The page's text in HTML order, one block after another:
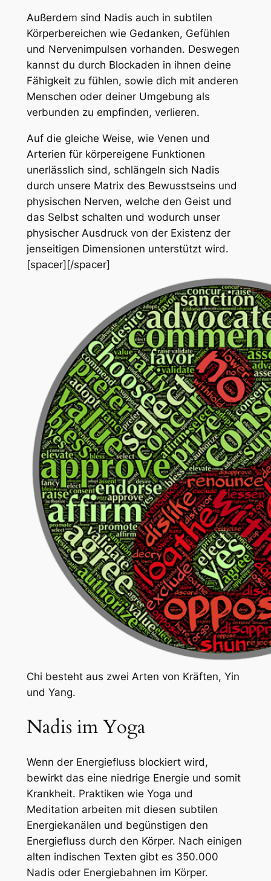
Außerdem sind Nadis auch in subtilen
Körperbereichen wie Gedanken, Gefühlen
und Nervenimpulsen vorhanden. Deswegen
kannst du durch Blockaden in ihnen deine
Fähigkeit zu fühlen, sowie dich mit anderen
Menschen oder deiner Umgebung als
verbunden zu empfinden, verlieren.
Auf die gleiche Weise, wie Venen und
Arterien für körpereigene Funktionen
unerlässlich sind, schlängeln sich Nadis
durch unsere Matrix des Bewusstseins und
physischen Nerven, welche den Geist und
das Selbst schalten und wodurch unser
physischer Ausdruck von der Existenz der
jenseitigen Dimensionen unterstützt wird.
[spacer][/spacer]
Chi besteht aus zwei Arten von Kräften, Yin
und Yang.
Nadis im Yoga
Wenn der Energiefluss blockiert wird,
bewirkt das eine niedrige Energie und somit
Krankheit. Praktiken wie Yoga und
Meditation arbeiten mit diesen subtilen
Energiekanälen und begünstigen den
Energiefluss durch den Körper. Nach einigen
alten indischen Texten gibt es 350.000
Nadis oder Energiebahnen im Körper.